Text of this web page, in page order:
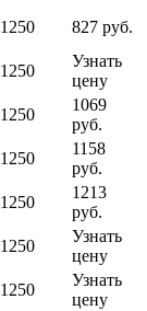
1250
827 руб.
1250
Узнать
цену
1250
1069
руб.
1250
1158
руб.
1250
1213
руб.
1250
Узнать
цену
1250
Узнать
цену